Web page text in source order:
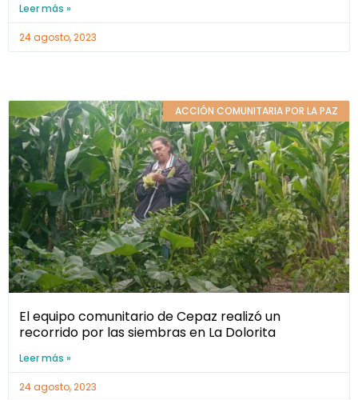
Leer más »
24 agosto, 2023
ACCIÓN COMUNITARIA POR LA PAZ
El equipo comunitario de Cepaz realizó un
recorrido por las siembras en La Dolorita
Leer más »
24 agosto, 2023